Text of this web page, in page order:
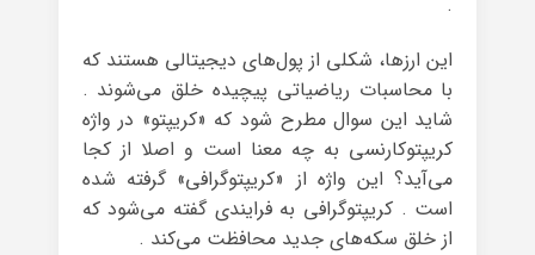
این ارزها، شکلی از پول‌های دیجیتالی هستند که
با محاسبات ریاضیاتی پیچیده خلق می‌شوند .
شاید این سوال مطرح شود که «کریپتو» در واژه
کریپتوکارنسی به چه معنا است و اصلا از کجا
می‌آید؟ این واژه از «کریپتوگرافی» گرفته شده
است . کریپتوگرافی به فرایندی گفته می‌شود که
از خلق سکه‌های جدید محافظت می‌کند .